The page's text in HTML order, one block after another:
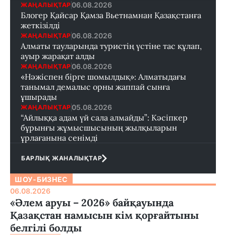
ЖАҢАЛЫҚТАР 06.08.2026
Блогер Қайсар Қамза Вьетнамнан Қазақстанға
жеткізілді
ЖАҢАЛЫҚТАР 06.08.2026
Алматы тауларында туристің үстіне тас құлап,
ауыр жарақат алды
ЖАҢАЛЫҚТАР 06.08.2026
«Нәжіспен бірге шомылдық»: Алматыдағы
танымал демалыс орны жаппай сынға
ұшырады
ЖАҢАЛЫҚТАР 05.08.2026
“Айлыққа адам үй сала алмайды”: Кәсіпкер
бұрынғы жұмысшысының жылқыларын
ұрлағанына сенімді
БАРЛЫҚ ЖАНАЛЫҚТАР
ШОУ-БИЗНЕС
06.08.2026
«Әлем аруы – 2026» байқауында
Қазақстан намысын кім қорғайтыны
белгілі болды